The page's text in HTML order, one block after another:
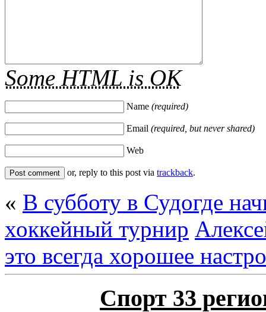
Some HTML is OK
Name (required)
Email (required, but never shared)
Web
or, reply to this post via trackback.
« В субботу в Судогде
хоккейный турнир
это всегда хорошее
Спорт 33